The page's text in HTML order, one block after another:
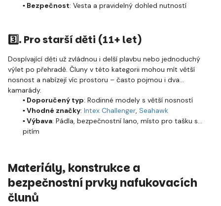
▪️ Bezpečnost: Vesta a pravidelný dohled nutností
3️⃣. Pro starší děti (11+ let)
Dospívající děti už zvládnou i delší plavbu nebo jednoduchý
výlet po přehradě. Čluny v této kategorii mohou mít větší
nosnost a nabízejí víc prostoru – často pojmou i dva
kamarády.
▪️ Doporučený typ: Rodinné modely s větší nosností
▪️ Vhodné značky: Intex Challenger, Seahawk
▪️ Výbava: Pádla, bezpečnostní lano, místo pro tašku s
pitím
Materiály, konstrukce a
bezpečnostní prvky nafukovacích
člunů